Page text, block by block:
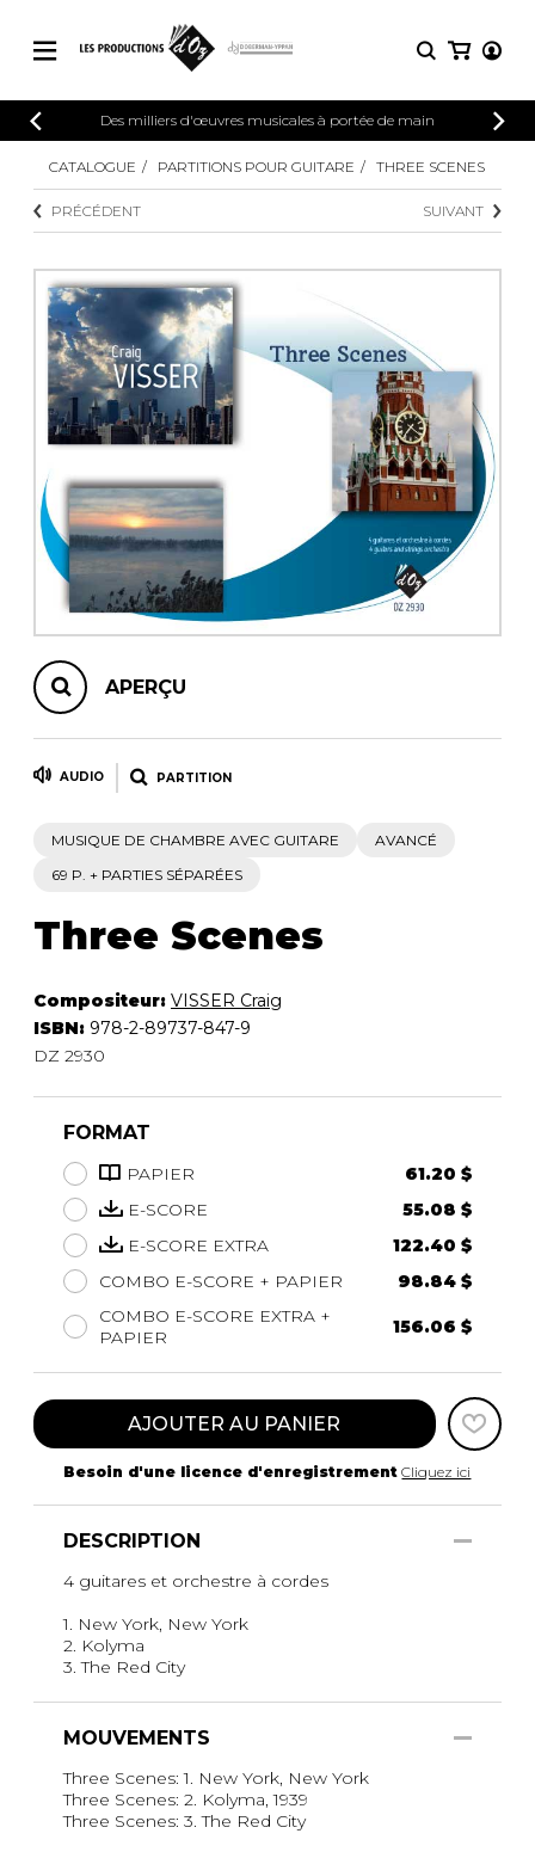
CATALOGUE
Explorez notre catalogue de partitions
riche en œuvres originales et en
arrangements de qualité.
PARTITIONS POUR GUITARE
PARTITIONS POUR AUTRES
INSTRUMENTS
PARTITIONS POUR ENSEMBLES
AUTRES PRODUITS
CONNEXION
INSCRIPTION
Des milliers d'œuvres musicales à portée de main
riche en œuvres originales et en
arrangements de qualité.
PARTITIONS
Méthodes
4 guitares
5 guitares et plus
Ensemble de
Orchestre de guitares
Concerto pour
Guitare et un autre
Musique de chambre
CATALOGUE PARTITIONS POUR GUITARE THREE SCENES
PRÉCÉDENT SUIVANT
APERÇU
AUDIO PARTITION
MUSIQUE DE CHAMBRE AVEC GUITARE
AVANCÉ
69 P. + PARTIES SÉPARÉES
Three Scenes
Compositeur: VISSER Craig
ISBN: 978-2-89737-847-9
DZ 2930
FORMAT
PAPIER
61.20 $
E-SCORE
55.08 $
E-SCORE EXTRA
122.40 $
COMBO E-SCORE + PAPIER
98.84 $
COMBO E-SCORE EXTRA +
PAPIER
156.06 $
AJOUTER AU PANIER
Besoin d'une licence d'enregistrement Cliquez ici
DESCRIPTION
4 guitares et orchestre à cordes
1. New York, New York
2. Kolyma
3. The Red City
MOUVEMENTS
Three Scenes: 1. New York, New York
Three Scenes: 2. Kolyma, 1939
Three Scenes: 3. The Red City